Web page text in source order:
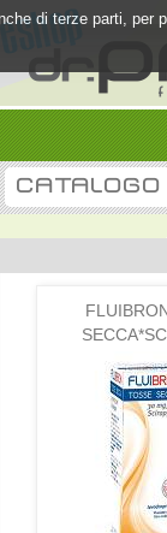
di terze parti, per
CATALOGO